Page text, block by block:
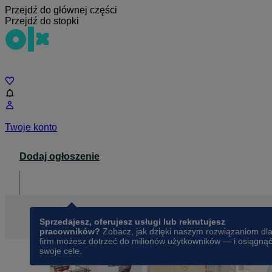
Przejdź do głównej części
Przejdź do stopki
Twoje konto
Dodaj ogłoszenie
Sprzedajesz, oferujesz usługi lub rekrutujesz
pracowników? Zobacz, jak dzięki naszym rozwiązaniom dla
firm możesz dotrzeć do milionów użytkowników — i osiągnąć
swoje cele.